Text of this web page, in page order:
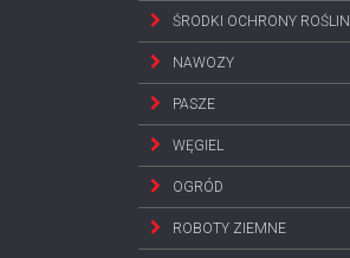
ŚRODKI OCHRONY ROŚLIN
NAWOZY
PASZE
WĘGIEL
OGRÓD
ROBOTY ZIEMNE